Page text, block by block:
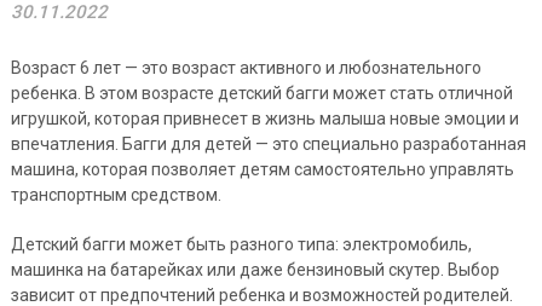
30.11.2022
Возраст 6 лет — это возраст активного и любознательного
ребенка. В этом возрасте детский багги может стать отличной
игрушкой, которая привнесет в жизнь малыша новые эмоции и
впечатления. Багги для детей — это специально разработанная
машина, которая позволяет детям самостоятельно управлять
транспортным средством.
Детский багги может быть разного типа: электромобиль,
машинка на батарейках или даже бензиновый скутер. Выбор
зависит от предпочтений ребенка и возможностей родителей.